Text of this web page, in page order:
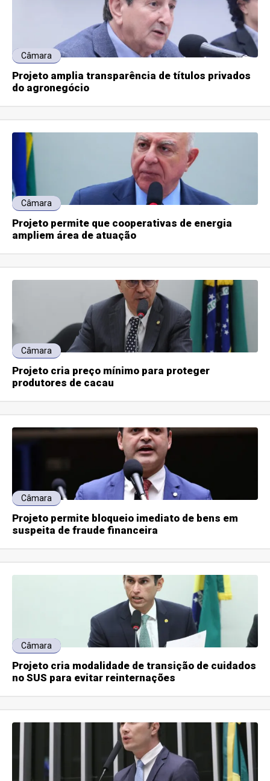
Câmara
Projeto amplia transparência de títulos privados
do agronegócio
Câmara
Projeto permite que cooperativas de energia
ampliem área de atuação
Câmara
Projeto cria preço mínimo para proteger
produtores de cacau
Câmara
Projeto permite bloqueio imediato de bens em
suspeita de fraude financeira
Câmara
Projeto cria modalidade de transição de cuidados
no SUS para evitar reinternações